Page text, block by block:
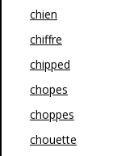
chien
chiffre
chipped
chopes
choppes
chouette